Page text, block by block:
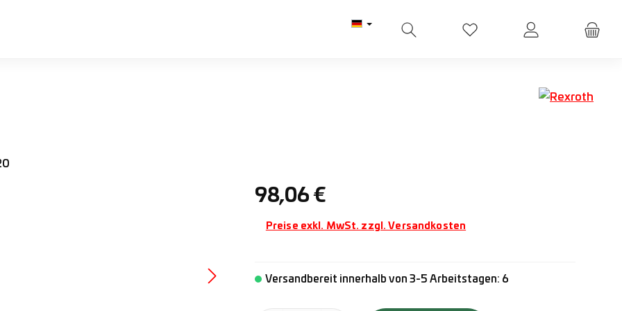
Du hast 0 Produkte auf dem
Regulärer Preis:
98,06 €
Preise exkl. MwSt. zzgl. Versandkosten
Versandbereit innerhalb von 3-5 Arbeitstagen: 6